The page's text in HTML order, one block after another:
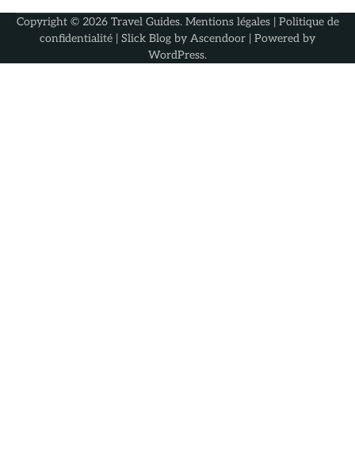
Copyright © 2026 Travel Guides. Mentions légales| Politique de
confidentialité | Slick Blog by Ascendoor | Powered by
WordPress.